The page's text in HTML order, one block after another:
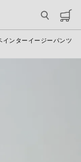
ンターイージーパンツ